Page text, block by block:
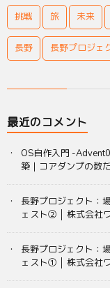
挑戦 旅 未来
長野 長野プロジェ
最近のコメント
OS自作入門 -
築｜コアダンプの数
長野プロジェクト：
ェスト② │ 株式会社
長野プロジェクト：
ェスト① │ 株式会社